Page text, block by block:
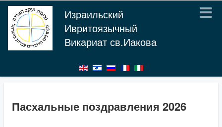
Израильский
Ивритоязычный
Викариат св.Иакова
Пасхальные поздравления 2026